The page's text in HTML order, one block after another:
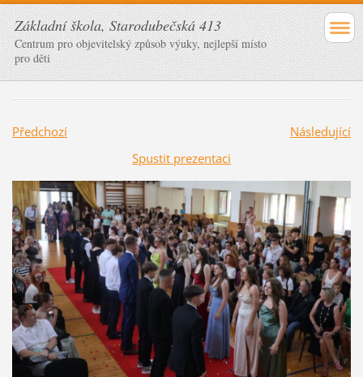
Základní škola, Starodubečská 413
Centrum pro objevitelský způsob výuky, nejlepší místo
pro děti
Předchozí
Následující
Spustit prezentaci